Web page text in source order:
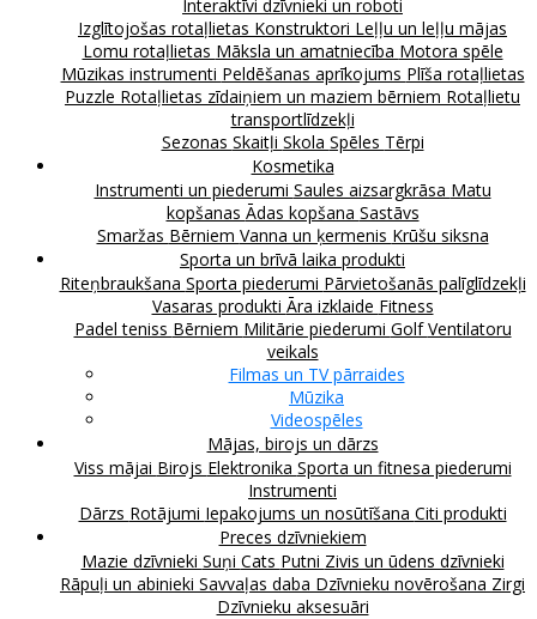
Interaktīvi dzīvnieki un roboti
Izglītojošas rotaļlietas Konstruktori Leļļu un leļļu mājas
Lomu rotaļlietas Māksla un amatniecība Motora spēle
Mūzikas instrumenti Peldēšanas aprīkojums Plīša rotaļlietas
Puzzle Rotaļlietas zīdaiņiem un maziem bērniem Rotaļlietu
transportlīdzekļi
Sezonas Skaitļi Skola Spēles Tērpi
Kosmetika
Instrumenti un piederumi Saules aizsargkrāsa Matu
kopšanas Ādas kopšana Sastāvs
Smaržas Bērniem Vanna un ķermenis Krūšu siksna
Sporta un brīvā laika produkti
Riteņbraukšana Sporta piederumi Pārvietošanās palīglīdzekļi
Vasaras produkti Āra izklaide Fitness
Padel teniss Bērniem Militārie piederumi GolfVentilatoru
veikals
Filmas un TV pārraides
Mūzika
Videospēles
Mājas, birojs un dārzs
Viss mājai Birojs Elektronika Sporta un fitnesa piederumi
Instrumenti
Dārzs Rotājumi Iepakojums un nosūtīšana Citi produkti
Preces dzīvniekiem
Mazie dzīvnieki Suņi Cats Putni Zivis un ūdens dzīvnieki
Rāpuļi un abinieki Savvaļas daba Dzīvnieku novērošana Zirgi
Dzīvnieku aksesuāri